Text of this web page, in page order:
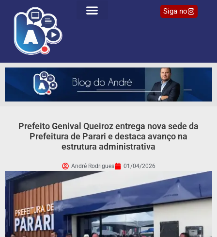
Siga no
Prefeito Genival Queiroz entrega nova sede da
Prefeitura de Parari e destaca avanço na
estrutura administrativa
André Rodrigues 01/04/2026